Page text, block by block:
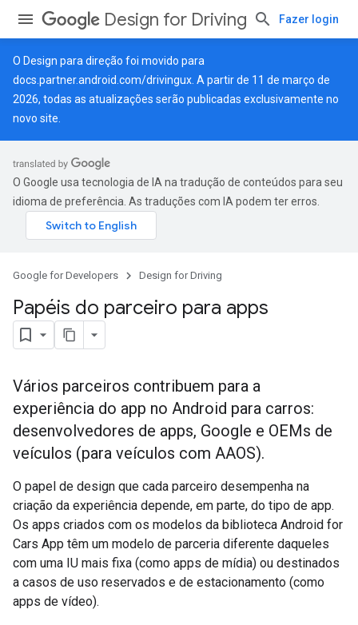
Design for Driving Fazer login
O Design para direção foi movido para
docs.partner.android.com/drivingux . A partir de 11 de março de
2026, todas as atualizações serão publicadas exclusivamente no
novo site.
O Google usa tecnologia de IA na tradução de conteúdos para seu
idioma de preferência. As traduções com IA podem ter erros.
Google for Developers Design for Driving
Papéis do parceiro para apps
Vários parceiros contribuem para a
experiência do app no Android para carros:
desenvolvedores de apps, Google e OEMs de
veículos (para veículos com AAOS).
O papel de design que cada parceiro desempenha na
criação da experiência depende, em parte, do tipo de app.
Os apps criados com os modelos da biblioteca Android for
Cars App têm um modelo de parceria diferente daqueles
com uma IU mais fixa (como apps de mídia) ou destinados
a casos de uso reservados e de estacionamento (como
apps de vídeo).